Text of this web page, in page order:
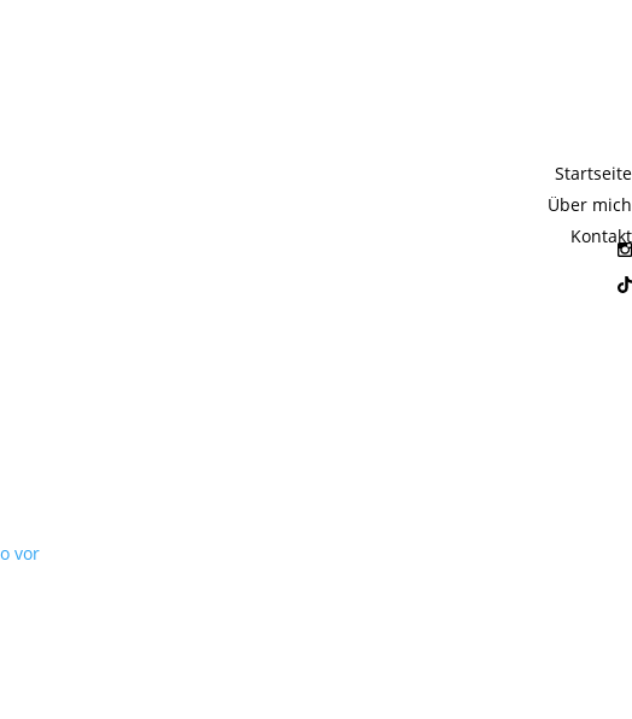
Startseite
Über mich
Kontakt
vor